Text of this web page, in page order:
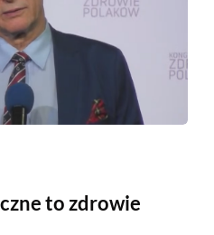
to zdrowie